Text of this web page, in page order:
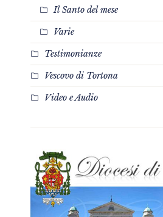
Il Santo del mese
Varie
Testimonianze
Vescovo di Tortona
Video e Audio